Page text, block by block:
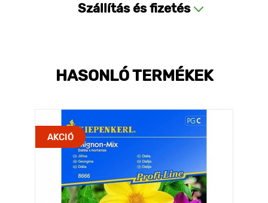
Szállítás és fizetés
HASONLÓ TERMÉKEK
AKCIÓ